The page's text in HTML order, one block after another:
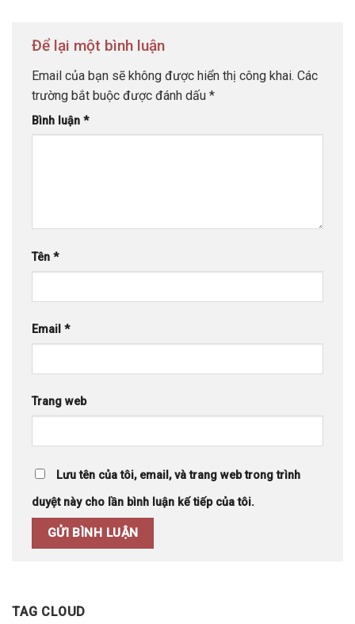
Để lại một bình luận
Email của bạn sẽ không được hiển thị công khai. Các
trường bắt buộc được đánh dấu *
Bình luận *
Tên *
Email *
Trang web
Lưu tên của tôi, email, và trang web trong trình
duyệt này cho lần bình luận kế tiếp của tôi.
TAG CLOUD